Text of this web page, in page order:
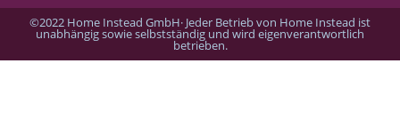
©2022 Home Instead GmbH· Jeder Betrieb von Home Instead ist
unabhängig sowie selbstständig und wird eigenverantwortlich
betrieben.